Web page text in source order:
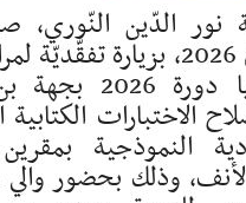
نور الدّين النّوري،
الخميس 11 جوان 2026، بزيارة
امتحان
الاختبارات الكتابية
النموذجية
وذلك بحضور